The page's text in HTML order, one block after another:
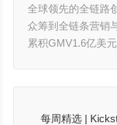
全球领先的全链路
众筹到全链条营销
累积GMV1.6亿美
每周精选 |